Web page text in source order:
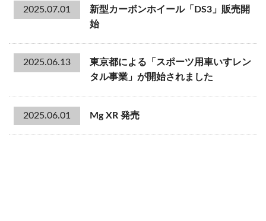
2025.07.01
新型カーボンホイール「DS3」販売開
始
2025.06.13
東京都による「スポーツ用車いすレン
タル事業」が開始されました
2025.06.01 Mg XR 発売